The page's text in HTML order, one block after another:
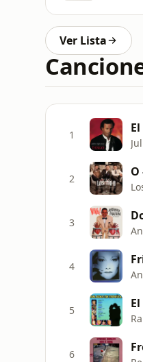
Ver Lista
1
2
3
4
5
6